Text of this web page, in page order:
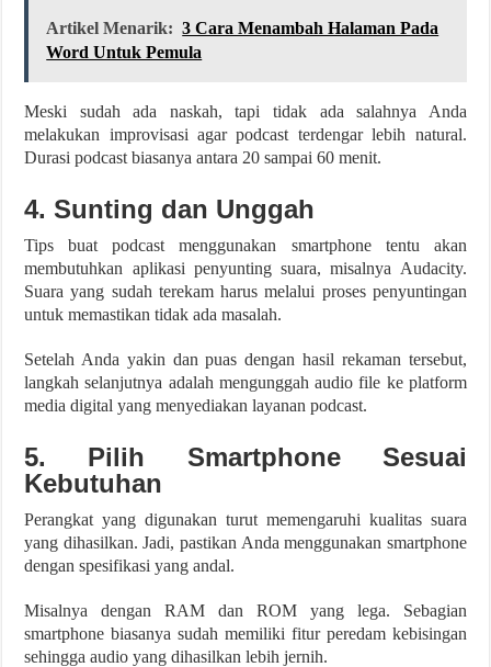
Artikel Menarik: 3 Cara Menambah Halaman Pada
Word Untuk Pemula
Meski sudah ada naskah, tapi tidak ada salahnya Anda
melakukan improvisasi agar podcast terdengar lebih natural.
Durasi podcast biasanya antara 20 sampai 60 menit.
4. Sunting dan Unggah
Tips buat podcast menggunakan smartphone tentu akan
membutuhkan aplikasi penyunting suara, misalnya Audacity.
Suara yang sudah terekam harus melalui proses penyuntingan
untuk memastikan tidak ada masalah.
Setelah Anda yakin dan puas dengan hasil rekaman tersebut,
langkah selanjutnya adalah mengunggah audio file ke platform
media digital yang menyediakan layanan podcast.
5. Pilih Smartphone Sesuai
Kebutuhan
Perangkat yang digunakan turut memengaruhi kualitas suara
yang dihasilkan. Jadi, pastikan Anda menggunakan smartphone
dengan spesifikasi yang andal.
Misalnya dengan RAM dan ROM yang lega. Sebagian
smartphone biasanya sudah memiliki fitur peredam kebisingan
sehingga audio yang dihasilkan lebih jernih.